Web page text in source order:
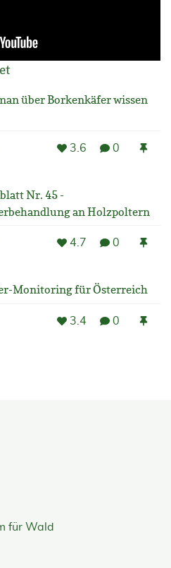
über Borkenkäfer wissen
3.6 0
Nr. 45 -
an Holzpoltern
4.7 0
Monitoring für Österreich
3.4 0
für Wald